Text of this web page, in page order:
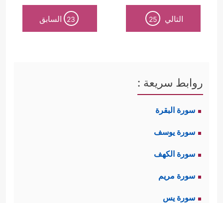
التالي 25
23 السابق
روابط سريعة :
سورة البقرة
سورة يوسف
سورة الكهف
سورة مريم
سورة يس